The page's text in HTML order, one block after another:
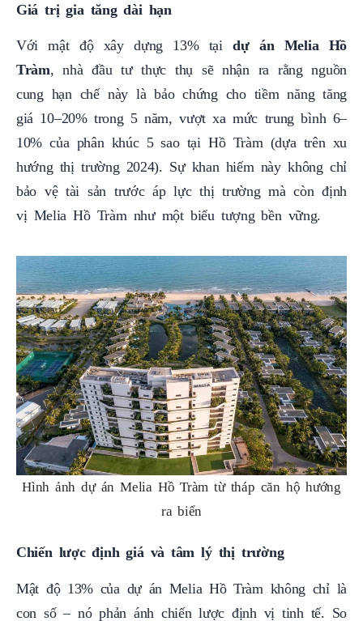
Giá trị gia tăng dài hạn
Với mật độ xây dựng 13% tạidự án Melia Hồ
Tràm, nhà đầu tư thực thụ sẽ nhận ra rằng nguồn
cung hạn chế này là bảo chứng cho tiềm năng tăng
giá 10–20% trong 5 năm, vượt xa mức trung bình 6–
10% của phân khúc 5 sao tại Hồ Tràm (dựa trên xu
hướng thị trường 2024). Sự khan hiếm này không chỉ
bảo vệ tài sản trước áp lực thị trường mà còn định
vị Melia Hồ Tràm như một biểu tượng bền vững.
Hình ảnh dự án Melia Hồ Tràm từ tháp căn hộ hướng
ra biển
Chiến lược định giá và tâm lý thị trường
Mật độ 13% của dự án Melia Hồ Tràm không chỉ là
con số – nó phản ánh chiến lược định vị tinh tế. So